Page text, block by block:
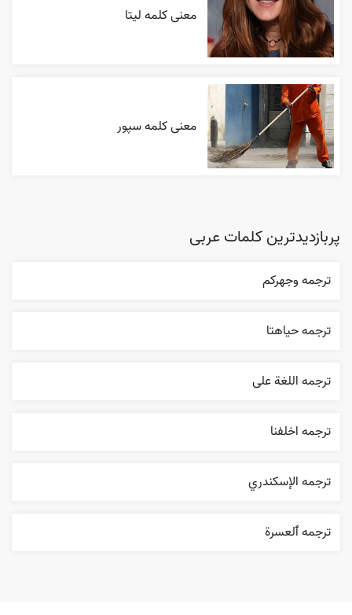
معنی کلمه لیتا
معنی کلمه سپور
پربازدیدترین کلمات عربی
ترجمه وجهرکم
ترجمه حياهتا
ترجمه اللغة علی
ترجمه اخلفنا
ترجمه الإسکندري
ترجمه ٱلعسرة